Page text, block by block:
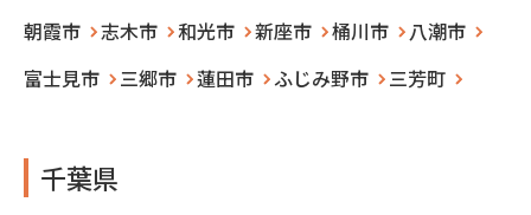
朝霞市
志木市 和光市 新座市 桶川市
八潮市
富士見市
三郷市 蓮田市 ふじみ野市 三芳町
千葉県